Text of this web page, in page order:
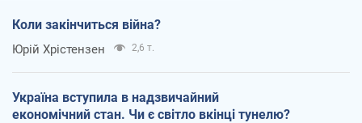
Коли закінчиться війна?
Юрій Хрістензен 2,6 т.
Україна вступила в надзвичайний
економічний стан. Чи є світло вкінці тунелю?